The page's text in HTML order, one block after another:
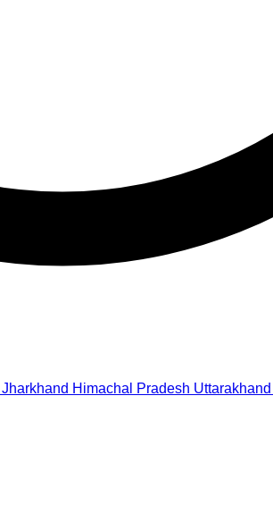
Jharkhand Himachal Pradesh Uttarakhand